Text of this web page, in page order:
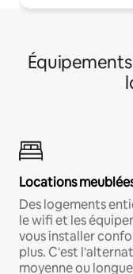
Locations
Des logements
le wifi et les
vous installer
plus. C'est
moyenne ou